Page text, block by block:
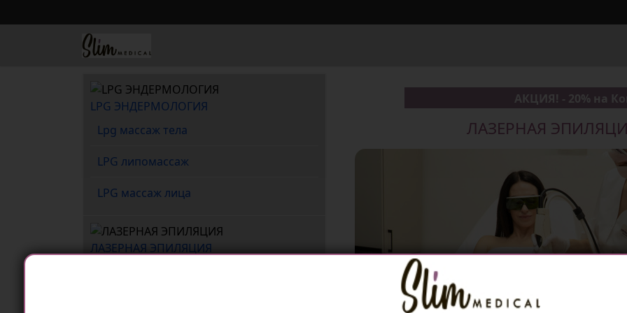
LPG ЭНДЕРМОЛОГИЯ
Lpg массаж тела
LPG липомассаж
LPG массаж лица
ЛАЗЕРНАЯ ЭПИЛЯЦИЯ
АКЦИЯ! - 20% на
ЛАЗЕРНАЯ